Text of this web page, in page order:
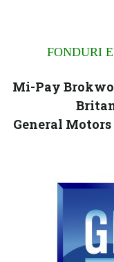
FONDURI
Mi-Pay
General